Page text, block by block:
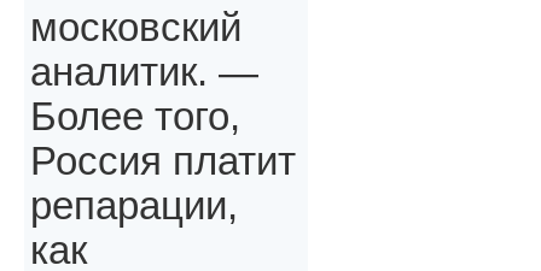
московский
аналитик. —
Более того,
Россия платит
репарации,
как